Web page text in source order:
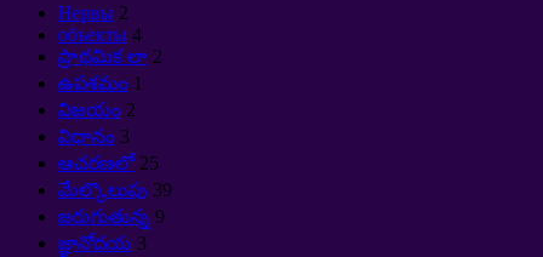
Нервы 2
объекты 4
ప్రాథమిక లా 2
ఉపశమం 1
విజయం 2
విధానం 3
ఆచరణలో 25
మేల్కొలుపు 39
జరుగుతున్న 9
జ్ఞానోదయ 3